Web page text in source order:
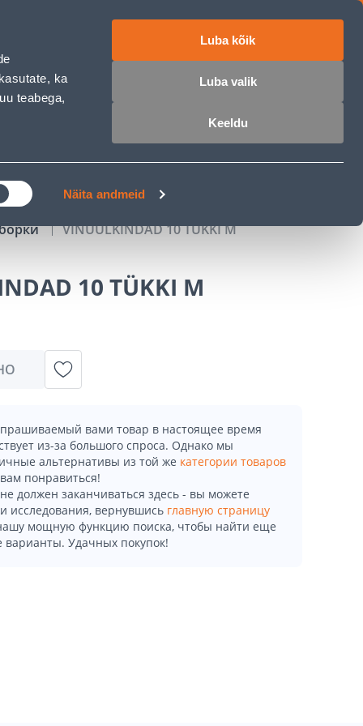
ka
teabega,
Näita andmeid
Luba kõik
Luba valik
Keeldu
VINÜÜLKINDAD 10 TÜKKI M
10 TÜKKI M
вами товар в настоящее время
из-за большого спроса. Однако мы
альтернативы из той же категории товаров
понравиться!
должен заканчиваться здесь - вы можете
исследования, вернувшись главную страницу
мощную функцию поиска, чтобы найти еще
варианты. Удачных покупок!